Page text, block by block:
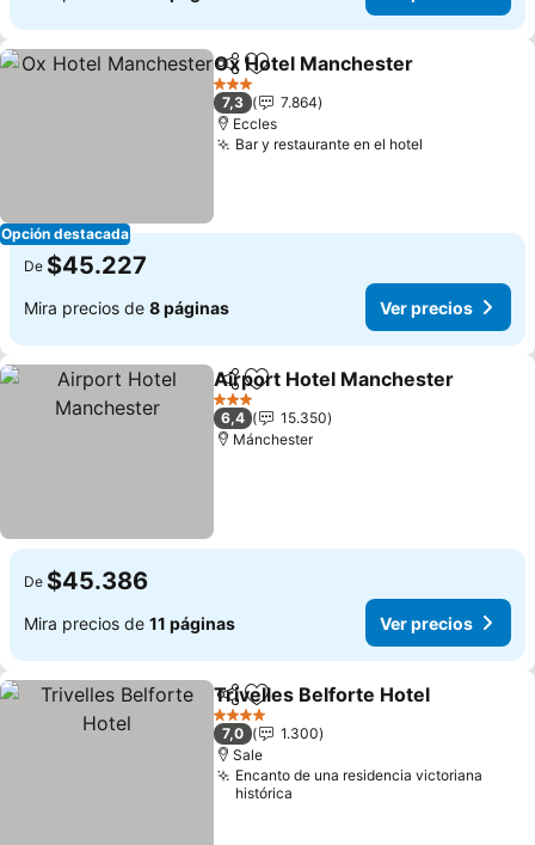
Opción destacada
CompartirAgregar a favoritos
Ox Hotel Manchester
3 Estrellas
7,3
7.864
Eccles
Bar y restaurante en el hotel
De $45.227
Mira precios de 8 páginas Ver precios
CompartirAgregar a favoritos
Airport Hotel Manchester
3 Estrellas
6,4
15.350
Mánchester
De $45.386
Mira precios de 11 páginas Ver precios
CompartirAgregar a favoritos
Trivelles Belforte Hotel
4 Estrellas
7,0
1.300
Sale
Encanto de una residencia victoriana
histórica